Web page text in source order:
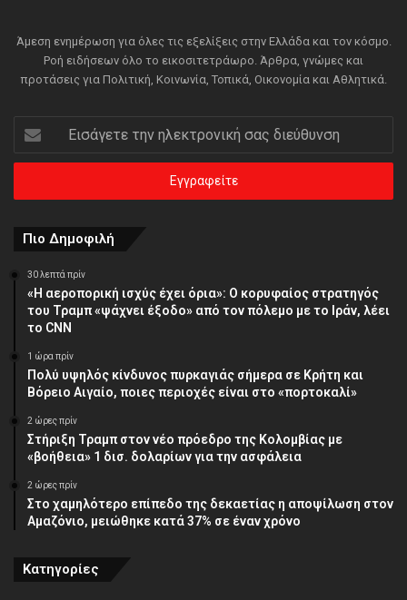
Άμεση ενημέρωση για όλες τις εξελίξεις στην Ελλάδα και τον κόσμο.
Ροή ειδήσεων όλο το εικοσιτετράωρο. Άρθρα, γνώμες και
προτάσεις για Πολιτική, Κοινωνία, Τοπικά, Οικονομία και Αθλητικά.
την
ηλεκτρονική
διεύθυνση
Πιο Δημοφιλή
30 λεπτά πρίν
«Η αεροπορική ισχύς έχει όρια»: Ο κορυφαίος στρατηγός
του Τραμπ «ψάχνει έξοδο» από τον πόλεμο με το Ιράν, λέει
το CNN
1 ώρα πρίν
Πολύ υψηλός κίνδυνος πυρκαγιάς σήμερα σε Κρήτη και
Βόρειο Αιγαίο, ποιες περιοχές είναι στο «πορτοκαλί»
2 ώρες πρίν
Στήριξη Τραμπ στον νέο πρόεδρο της Κολομβίας με
«βοήθεια» 1 δισ. δολαρίων για την ασφάλεια
2 ώρες πρίν
Στο χαμηλότερο επίπεδο της δεκαετίας η αποψίλωση στον
Αμαζόνιο, μειώθηκε κατά 37% σε έναν χρόνο
Κατηγορίες